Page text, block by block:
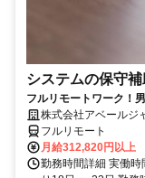
システムの保守
フルリモートワーク！
株式会社アベールジ
フルリモート
月給312,820円以上
勤務時間詳細 実働